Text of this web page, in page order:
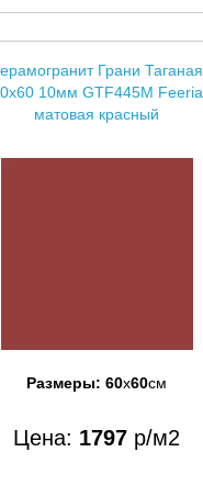
Грани Таганая
10мм GTF445M Feeria
матовая красный
Размеры: 60x60см
Цена: 1797 р/м2